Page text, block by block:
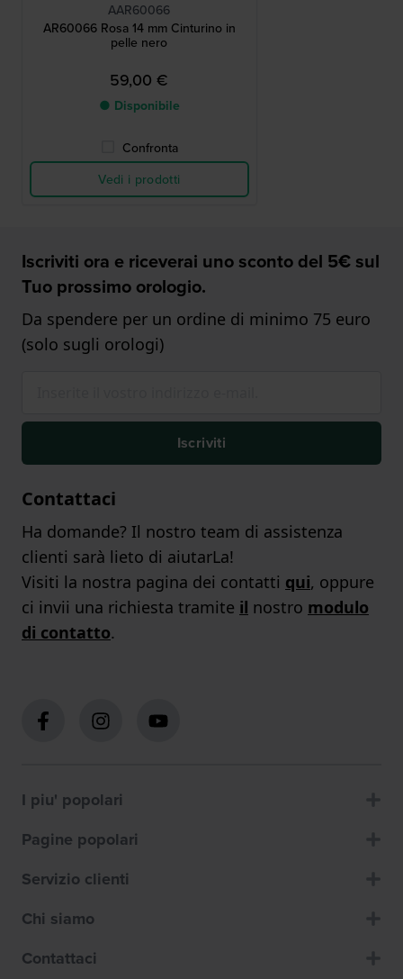
AAR60066
AR60066 Rosa 14 mm Cinturino in
pelle nero
59,00 €
● Disponibile
Confronta
Vedi i prodotti
Iscriviti ora e riceverai uno sconto del 5€ sul
Tuo prossimo orologio.
Da spendere per un ordine di minimo 75 euro
(solo sugli orologi)
Iscriviti
Contattaci
Ha domande? Il nostro team di assistenza
clienti sarà lieto di aiutarLa!
Visiti la nostra pagina dei contatti qui, oppure
ci invii una richiesta tramite il nostro modulo
di contatto.
I piu' popolari
Pagine popolari
Servizio clienti
Chi siamo
Contattaci